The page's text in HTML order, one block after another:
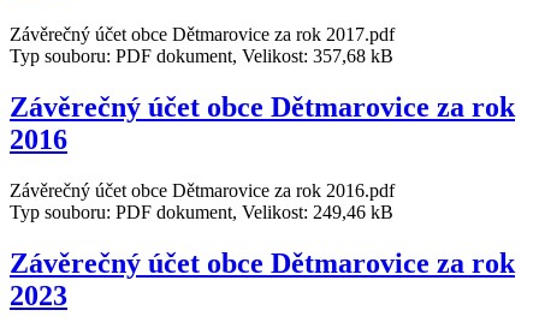
Závěrečný účet obce Dětmarovice za rok 2017.pdf
Typ souboru: PDF dokument, Velikost: 357,68 kB
Závěrečný účet obce Dětmarovice za rok
2016
Závěrečný účet obce Dětmarovice za rok 2016.pdf
Typ souboru: PDF dokument, Velikost: 249,46 kB
Závěrečný účet obce Dětmarovice za rok
2023